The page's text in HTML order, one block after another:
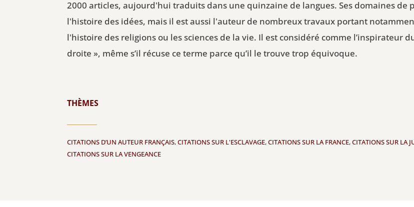
2000 articles, aujourd'hui traduits dans une quinzaine de langues. Ses domaines
l'histoire des idées, mais il est aussi l'auteur de nombreux travaux portant
l'histoire des religions ou les sciences de la vie. Il est considéré comme l’inspirateur
droite », même s’il récuse ce terme parce qu’il le trouve trop équivoque.
THÈMES
CITATIONS D’UN AUTEUR FRANÇAIS,CITATIONS SUR L'ESCLAVAGE,CITATIONS SUR LA FRANCE,CITATIONS SUR LA
CITATIONS SUR LA VENGEANCE